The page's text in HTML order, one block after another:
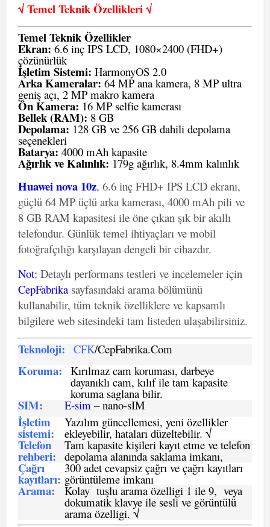
√ Temel Teknik Özellikleri √
Temel Teknik Özellikler
Ekran: 6.6 inç IPS LCD, 1080×2400 (FHD+)
çözünürlük
İşletim Sistemi: HarmonyOS 2.0
Arka Kameralar: 64 MP ana kamera, 8 MP ultra
geniş açı, 2 MP makro kamera
Ön Kamera: 16 MP selfie kamerası
Bellek (RAM): 8 GB
Depolama: 128 GB ve 256 GB dahili depolama
seçenekleri
Batarya: 4000 mAh kapasite
Ağırlık ve Kalınlık: 179g ağırlık, 8.4mm kalınlık
Huawei nova 10z, 6.6 inç FHD+ IPS LCD ekranı,
güçlü 64 MP üçlü arka kamerası, 4000 mAh pili ve
8 GB RAM kapasitesi ile öne çıkan şık bir akıllı
telefondur. Günlük temel ihtiyaçları ve mobil
fotoğrafçılığı karşılayan dengeli bir cihazdır.
Not: Detaylı performans testleri ve incelemeler için
CepFabrika sayfasındaki arama bölümünü
kullanabilir, tüm teknik özelliklere ve kapsamlı
bilgilere web sitesindeki tam listeden ulaşabilirsiniz.
Teknoloji: CFK/CepFabrika.Com
Koruma: Kırılmaz cam koruması, darbeye
dayanıklı cam, kılıf ile tam kapasite
koruma saglana bilir.
SIM: E-sim – nano-sIM
İşletim
sistemi:
Yazılım güncellemesi, yeni özellikler
ekleyebilir, hataları düzeltebilir. √
Telefon
rehberi:
Tam kapasite kişileri kayıt etme ve telefon
depolama alanında saklama imkanı,
Çağrı
kayıtları:
300 adet cevapsiz çağrı ve çağrı kayıtları
görüntüleme imkanı
Arama: Kolay tuşlu arama özelligi 1 ile 9, veya
dokumatik klavye ile sesli ve görüntülü
arama özelligi. √